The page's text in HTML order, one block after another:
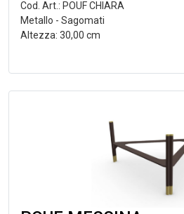
Cod. Art.: POUF CHIARA
Metallo - Sagomati
Altezza: 30,00 cm